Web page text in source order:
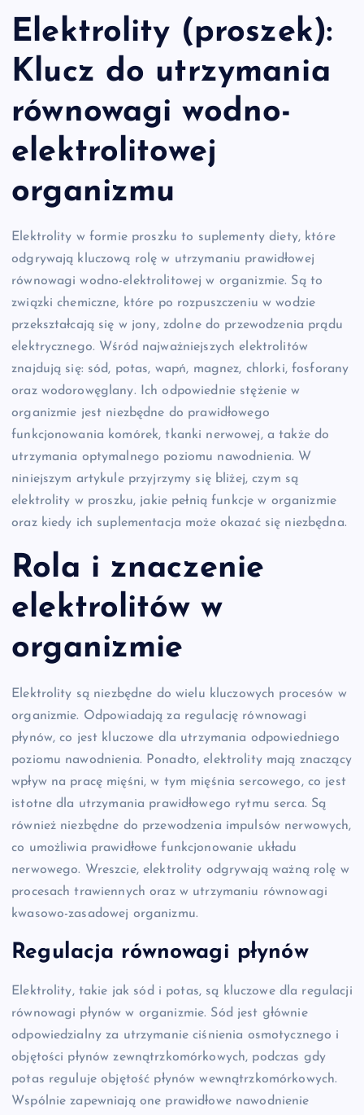
Elektrolity (proszek):
Klucz do utrzymania
równowagi wodno-
elektrolitowej
organizmu
Elektrolity w formie proszku to suplementy diety, które
odgrywają kluczową rolę w utrzymaniu prawidłowej
równowagi wodno-elektrolitowej w organizmie. Są to
związki chemiczne, które po rozpuszczeniu w wodzie
przekształcają się w jony, zdolne do przewodzenia prądu
elektrycznego. Wśród najważniejszych elektrolitów
znajdują się: sód, potas, wapń, magnez, chlorki, fosforany
oraz wodorowęglany. Ich odpowiednie stężenie w
organizmie jest niezbędne do prawidłowego
funkcjonowania komórek, tkanki nerwowej, a także do
utrzymania optymalnego poziomu nawodnienia. W
niniejszym artykule przyjrzymy się bliżej, czym są
elektrolity w proszku, jakie pełnią funkcje w organizmie
oraz kiedy ich suplementacja może okazać się niezbędna.
Rola i znaczenie
elektrolitów w
organizmie
Elektrolity są niezbędne do wielu kluczowych procesów w
organizmie. Odpowiadają za regulację równowagi
płynów, co jest kluczowe dla utrzymania odpowiedniego
poziomu nawodnienia. Ponadto, elektrolity mają znaczący
wpływ na pracę mięśni, w tym mięśnia sercowego, co jest
istotne dla utrzymania prawidłowego rytmu serca. Są
również niezbędne do przewodzenia impulsów nerwowych,
co umożliwia prawidłowe funkcjonowanie układu
nerwowego. Wreszcie, elektrolity odgrywają ważną rolę w
procesach trawiennych oraz w utrzymaniu równowagi
kwasowo-zasadowej organizmu.
Regulacja równowagi płynów
Elektrolity, takie jak sód i potas, są kluczowe dla regulacji
równowagi płynów w organizmie. Sód jest głównie
odpowiedzialny za utrzymanie ciśnienia osmotycznego i
objętości płynów zewnątrzkomórkowych, podczas gdy
potas reguluje objętość płynów wewnątrzkomórkowych.
Wspólnie zapewniają one prawidłowe nawodnienie